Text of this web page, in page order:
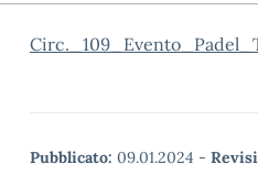
Pubblicato: 09.01.2024 -